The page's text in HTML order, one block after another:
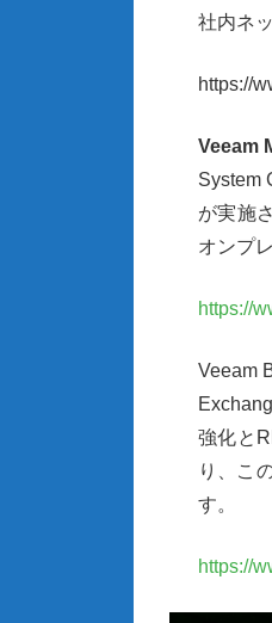
社内ネ
https://
Veeam
System
が実施
オンプ
https://
Veeam
強化と
り、こ
す。
https://